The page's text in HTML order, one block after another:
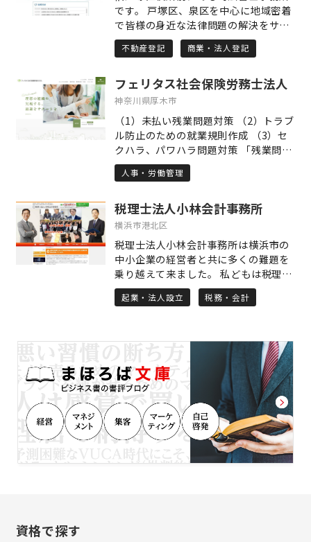
しました。保険会社からの連絡が負担
に感じる、提示された慰謝料に納得で
きない、過失割合に疑問がある、後遺
障害等級の判断に不満がある――交通事故
に関する多様なお悩みを抱える方のた
めに、当ホームページでは役立つ情報
を分かりやすく発信していきます。 お
一人で抱え込まず、ぜひ交通事故に関
する不安や疑問をご相談ください。交
通事故に強い弁護士が、きっと解決へ
導きます。
です。 戸塚区、泉区を中心に地域密着
で皆様の身近な法律問題の解決をサポ
ートいたします。 主な取扱業務は下記
のとおりです。 相続、贈与、売買など
変更、増資などの商業登記 老後をサポ
ートする遺言手続き、成年後見・任意
対する債務整理手続き、過払い返還手
続き その他法律問題のご相談を承りま
す。 ご相談は、初回は無料、土日祝日
も応相談。予約の方を優先させていた
だいております。
不動産登記 商業・法人登記
フェリタス社会保険労務士法人
神奈川県厚木市
（1）未払い残業問題対策 （2）トラブ
ル防止のための就業規則作成 （3）セ
クハラ、パワハラ問題対策 「残業問
題」「セクハラ」等の労務問題解決を
全力でサポートします！ 「残業代未払
スコミを騒がせているこれらの問題を
自社には関係ないと思っていません
か？ 昨日まで普通に働いていた従業員
が労働基準監督署や地域の労働組合、
弁護士事務所に駆け込んで、莫大な残
業代を請求してくるケースは後を絶ち
ません。 「まさかうちの従業員
が・・」 「今までこんなことを言って
題で会社が傾くことのないように、私
共はお客様のベスト・パートナーとし
て全力でサポートいたします。
人事・労働管理
税理士法人小林会計事務所
横浜市港北区
税理士法人小林会計事務所は横浜市の
中小企業の経営者と共に多くの難題を
乗り越えて来ました。 私どもは税理士
事務所として、横浜を支える中小企業
の社長の様々な相談に応じ、経理や経
ートやパソコンの相談も賜っておりま
す。 当税理士事務所は現在では、中小
企業・零細企業を中心に600社を超え
る法人と税理士顧問契約を結び、40名
の職員が長年ににわたる相談業務から
得た経験とノウハウを共有し、税務を
はじめとした経営・節税等の相談やコ
ンサルティング、人事・経理や経営事
項審査のコンサルティングも行ってお
起業・法人設立 税務・会計
資格で探す